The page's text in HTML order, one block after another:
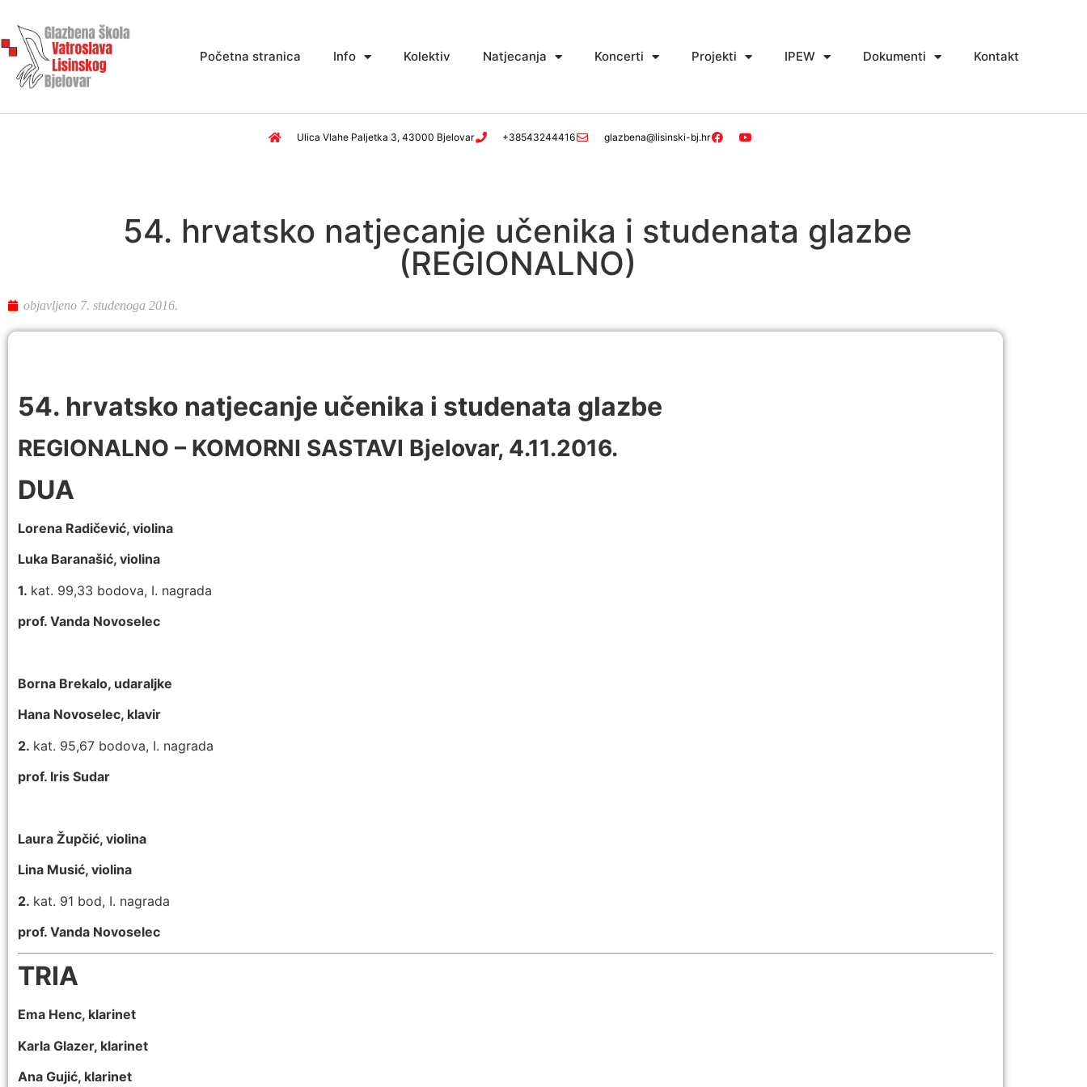
Početna stranica Info Kolektiv Natjecanja Koncerti Projekti IPEW Dokumenti Kontakt
Ulica Vlahe Paljetka 3, 43000 Bjelovar +38543244416 glazbena@lisinski-bj.hr
54. hrvatsko natjecanje učenika i studenata glazbe
(REGIONALNO)
objavljeno 7. studenoga 2016.
54. hrvatsko natjecanje učenika i studenata glazbe
REGIONALNO – KOMORNI SASTAVI Bjelovar, 4.11.2016.
DUA
Lorena Radičević, violina
Luka Baranašić, violina
1. kat. 99,33 bodova, I. nagrada
prof. Vanda Novoselec
Borna Brekalo, udaraljke
Hana Novoselec, klavir
2. kat. 95,67 bodova, I. nagrada
prof. Iris Sudar
Laura Župčić, violina
Lina Musić, violina
2. kat. 91 bod, I. nagrada
prof. Vanda Novoselec
TRIA
Ema Henc, klarinet
Karla Glazer, klarinet
Ana Gujić, klarinet